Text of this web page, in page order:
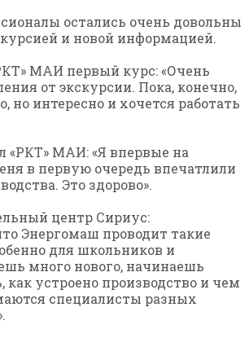
остались очень довольны
и новой информацией.
МАИ первый курс: «Очень
от экскурсии. Пока, конечно,
но интересно и хочется работать
«РКТ» МАИ: «Я впервые на
в первую очередь впечатлили
Это здорово».
центр Сириус:
Энергомаш проводит такие
для школьников и
много нового, начинаешь
устроено производство и чем
специалисты разных